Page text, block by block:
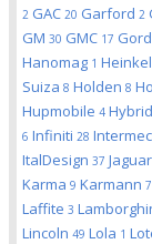
2 GAC 20 Garford 2
GM 30 GMC 17
Hanomag 1 Heinkel
Suiza 8 Holden 8
Hupmobile 4
6 Infiniti 28
ItalDesign 37 Jaguar
Karma 9 Karmann 7
Laffite 3
Lincoln 49 Lola 1